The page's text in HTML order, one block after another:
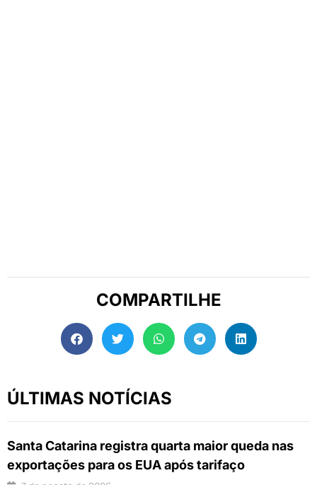
COMPARTILHE
ÚLTIMAS NOTÍCIAS
Santa Catarina registra quarta maior queda nas
exportações para os EUA após tarifaço